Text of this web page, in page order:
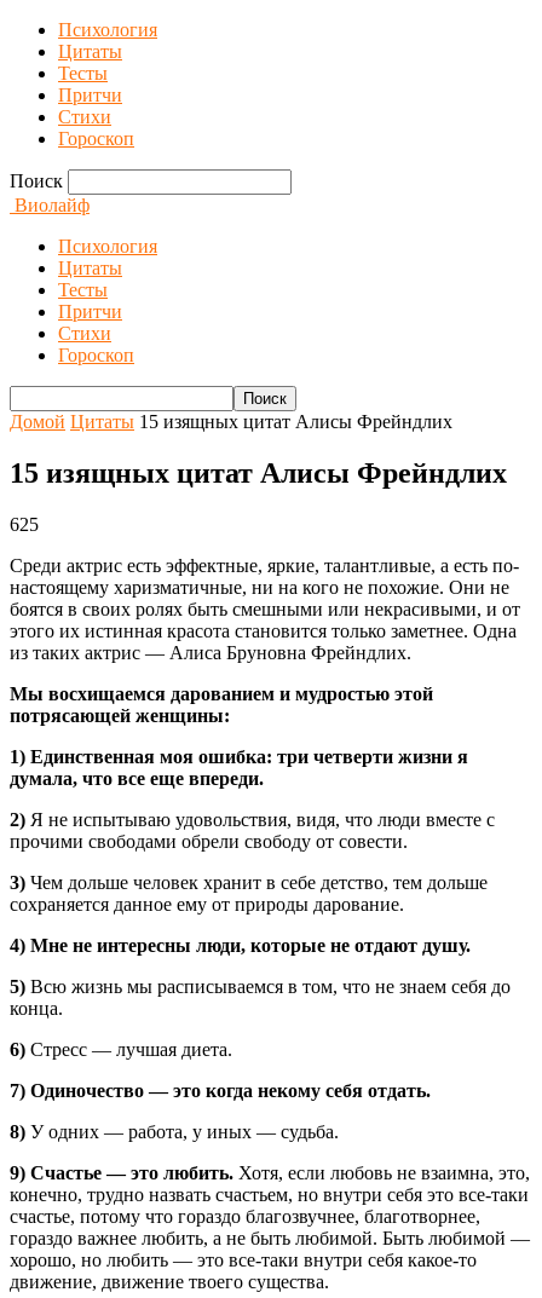
Психология
Цитаты
Тесты
Притчи
Стихи
Гороскоп
Поиск
Виолайф
Психология
Цитаты
Тесты
Притчи
Стихи
Гороскоп
Домой Цитаты 15 изящных цитат Алисы Фрейндлих
15 изящных цитат Алисы Фрейндлих
625
Среди актрис есть эффектные, яркие, талантливые, а есть по-
настоящему харизматичные, ни на кого не похожие. Они не
боятся в своих ролях быть смешными или некрасивыми, и от
этого их истинная красота становится только заметнее. Одна
из таких актрис — Алиса Бруновна Фрейндлих.
Мы восхищаемся дарованием и мудростью этой
потрясающей женщины:
1) Единственная моя ошибка: три четверти жизни я
думала, что все еще впереди.
2) Я не испытываю удовольствия, видя, что люди вместе с
прочими свободами обрели свободу от совести.
3) Чем дольше человек хранит в себе детство, тем дольше
сохраняется данное ему от природы дарование.
4) Мне не интересны люди, которые не отдают душу.
5) Всю жизнь мы расписываемся в том, что не знаем себя до
конца.
6) Стресс — лучшая диета.
7) Одиночество — это когда некому себя отдать.
8) У одних — работа, у иных — судьба.
9) Счастье — это любить. Хотя, если любовь не взаимна, это,
конечно, трудно назвать счастьем, но внутри себя это все-таки
счастье, потому что гораздо благозвучнее, благотворнее,
гораздо важнее любить, а не быть любимой. Быть любимой —
хорошо, но любить — это все-таки внутри себя какое-то
движение, движение твоего существа.